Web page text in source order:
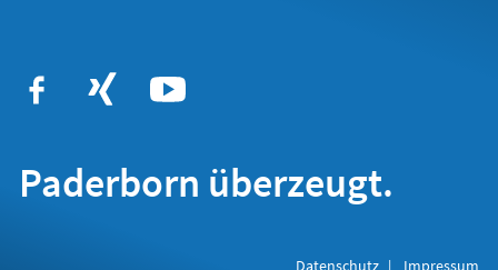
Paderborn überzeugt.
Datenschutz Impressum